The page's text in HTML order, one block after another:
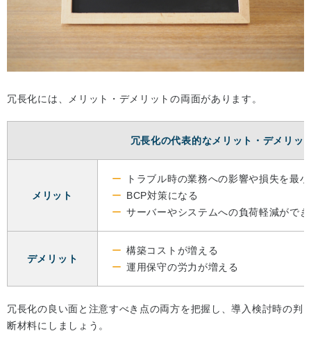
冗長化には、メリット・デメリットの両面があります。
冗長化の代表的なメリット・デメリッ
メリット
トラブル時の業務への影響や損失を最
BCP対策になる
サーバーやシステムへの負荷軽減がで
デメリット
構築コストが増える
運用保守の労力が増える
冗長化の良い面と注意すべき点の両方を把握し、導入検討時の判
断材料にしましょう。